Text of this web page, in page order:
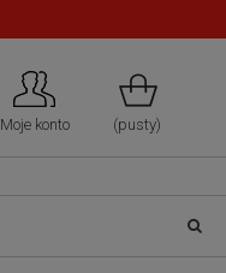
Moje konto (pusty)